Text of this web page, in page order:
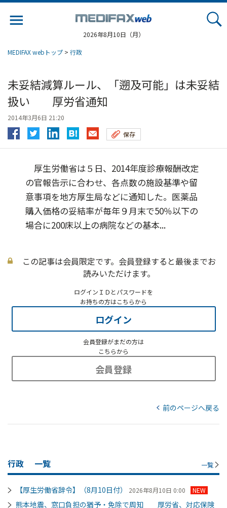
2026年8月10日（月）
MEDIFAX webトップ > 行政
未妥結減算ルール、「遡及可能」は未妥結
扱い 厚労省通知
2014年3月6日 21:20
保存
厚生労働省は５日、2014年度診療報酬改定
の官報告示に合わせ、各点数の施設基準や留
意事項を地方厚生局などに通知した。医薬品
購入価格の妥結率が毎年９月末で50％以下の
場合に200床以上の病院などの基本...
この記事は会員限定です。会員登録すると最後までお
読みいただけます。
ログインＩＤとパスワードを
お持ちの方はこちらから
ログイン
会員登録がまだの方は
こちらから
会員登録
前のページへ戻る
行政 一覧 一覧
【厚生労働省辞令】（8月10日付） 2026年8月10日 0:00 NEW
熊本地震、窓口負担の猶予・免除で周知 厚労省、対応保険